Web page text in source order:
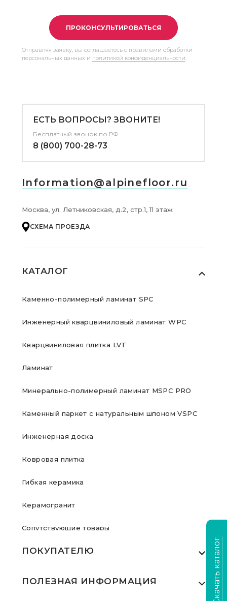
ПРОКОНСУЛЬТИРОВАТЬСЯ
Отправляя заявку, вы соглашаетесь с правилами обработки
персональных данных и политикой конфиденциальности.
КАТАЛОГ
Каменно-полимерный ламинат SPC
Инженерный кварцвиниловый ламинат WPC
Кварцвиниловая плитка LVT
Ламинат
Минерально-полимерный ламинат MSPC PRO
Каменный паркет с натуральным шпоном VSPC
Инженерная доска
Ковровая плитка
Гибкая керамика
Керамогранит
Сопутствующие товары
ПОКУПАТЕЛЮ
Где купить
ПОЛЕЗНАЯ ИНФОРМАЦИЯ
ЕСТЬ ВОПРОСЫ? ЗВОНИТЕ!
Бесплатный звонок по РФ
8 (800) 700-28-73
Information@alpinefloor.ru
Москва, ул. Летниковская, д.2, стр.1, 11 этаж
СХЕМА ПРОЕЗДА
Скачать каталог